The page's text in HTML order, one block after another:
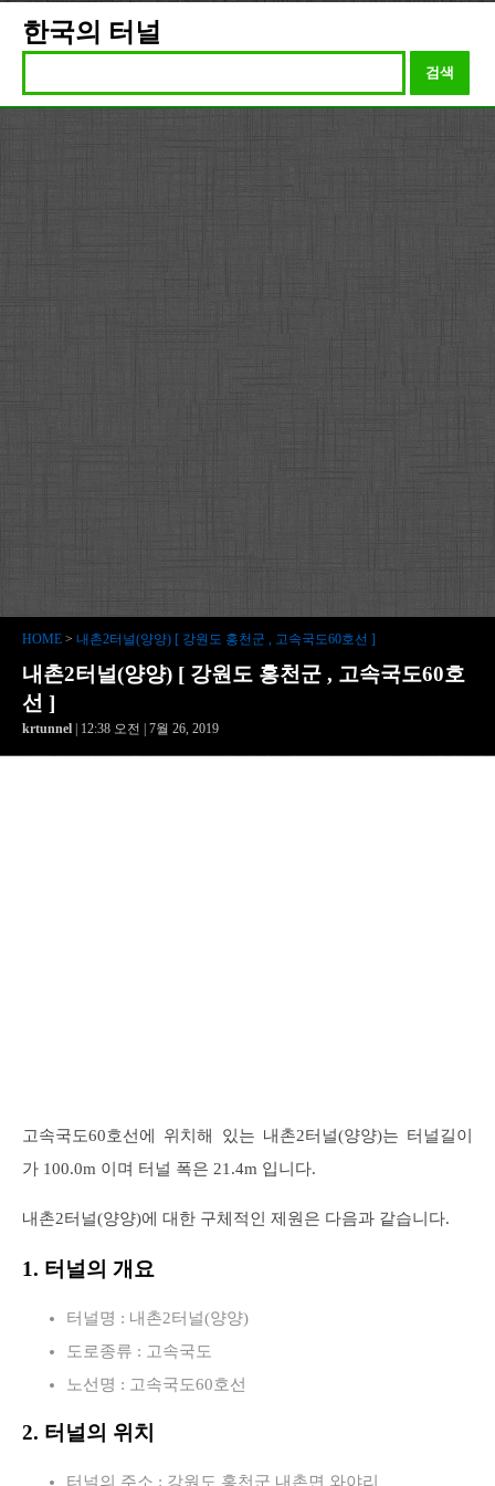
한국의 터널
검색
HOME > 내촌2터널(양양) [ 강원도 홍천군 , 고속국도60호선 ]
내촌2터널(양양) [ 강원도 홍천군 , 고속국도60호
선 ]
krtunnel | 12:38 오전 | 7월 26, 2019
고속국도60호선에 위치해 있는 내촌2터널(양양)는 터널길이
가 100.0m 이며 터널 폭은 21.4m 입니다.
내촌2터널(양양)에 대한 구체적인 제원은 다음과 같습니다.
1. 터널의 개요
터널명 : 내촌2터널(양양)
도로종류 : 고속국도
노선명 : 고속국도60호선
2. 터널의 위치
터널의 주소 : 강원도 홍천군 내촌면 와야리